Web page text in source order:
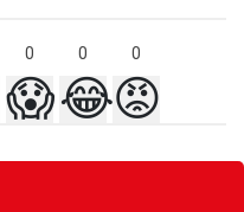
0 0 0
😱😂😡